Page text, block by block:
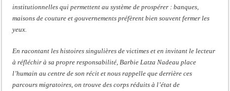
institutionnelles qui permettent au système de prospérer : banques,
maisons de couture et gouvernements préfèrent bien souvent fermer les
yeux.
En racontant les histoires singulières de victimes et en invitant le lecteur
à réfléchir à sa propre responsabilité, Barbie Latza Nadeau place
l’humain au centre de son récit et nous rappelle que derrière ces
parcours migratoires, on trouve des corps réduits à l’état de